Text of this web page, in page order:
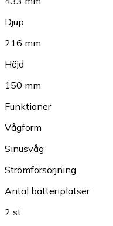
Djup
216 mm
Höjd
150 mm
Funktioner
Vågform
Sinusvåg
Strömförsörjning
Antal batteriplatser
2 st